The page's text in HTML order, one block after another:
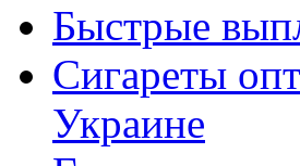
Быстрые
Сигареты
Украине